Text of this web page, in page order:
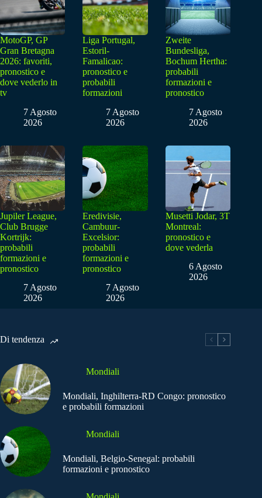
MotoGP, GP
Gran Bretagna
2026: favoriti,
pronostico e
dove vederlo in
tv
7 Agosto
2026
Liga Portugal,
Estoril-
Famalicao:
pronostico e
probabili
formazioni
7 Agosto
2026
Zweite
Bundesliga,
Bochum Hertha:
probabili
formazioni e
pronostico
7 Agosto
2026
Jupiler League,
Club Brugge
Kortrijk:
probabili
formazioni e
pronostico
7 Agosto
2026
Eredivisie,
Cambuur-
Excelsior:
probabili
formazioni e
pronostico
7 Agosto
2026
Musetti Jodar, 3T
Montreal:
pronostico e
dove vederla
6 Agosto
2026
Di tendenza
Mondiali
Mondiali, Inghilterra-RD Congo: pronostico
e probabili formazioni
Mondiali
Mondiali, Belgio-Senegal: probabili
formazioni e pronostico